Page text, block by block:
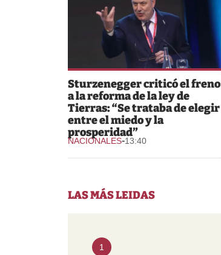
Sturzenegger criticó el freno
a la reforma de la ley de
Tierras: “Se trataba de elegir
entre el miedo y la
prosperidad”
NACIONALES-13:40
LAS MÁS LEIDAS
1